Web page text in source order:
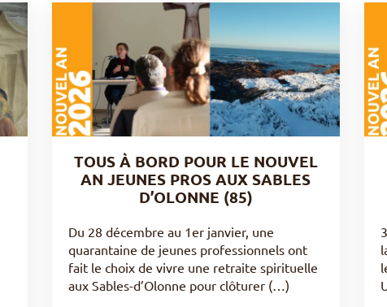
TOUS À BORD POUR LE NOUVEL
AN JEUNES PROS AUX SABLES
D’OLONNE (85)
Du 28 décembre au 1er janvier, une
quarantaine de jeunes professionnels ont
fait le choix de vivre une retraite spirituelle
aux Sables-d’Olonne pour clôturer (…)